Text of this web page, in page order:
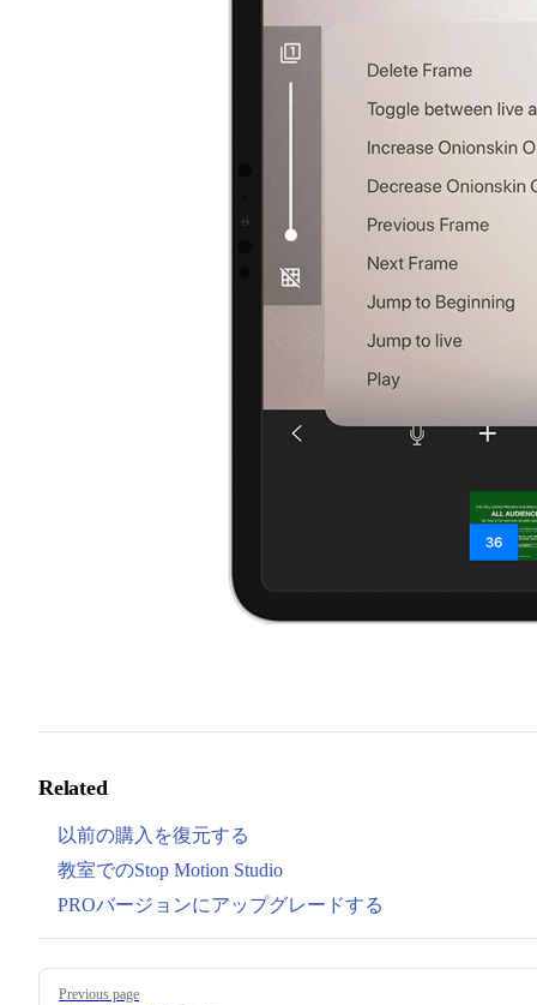
Related
以前の購入を復元する
教室でのStop Motion Studio
PROバージョンにアップグレードする
Pager
Previous page